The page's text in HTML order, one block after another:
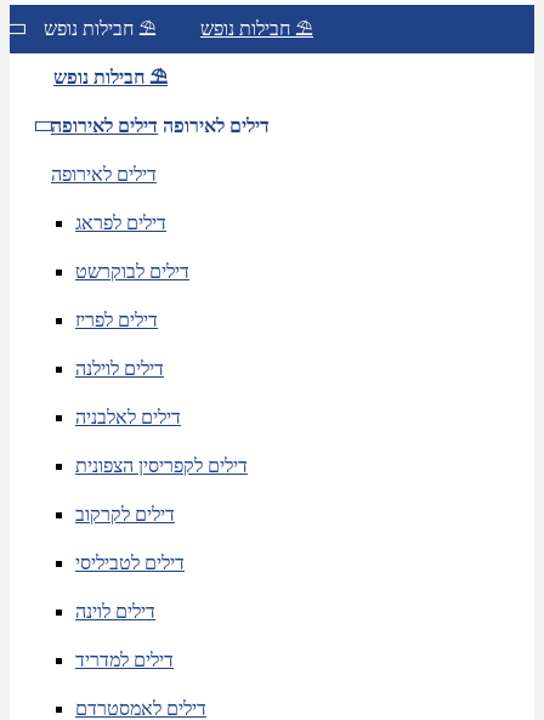
חבילות נופש ⛱ חבילות נופש ⛱
חבילות נופש ⛱
דילים לאירופה דילים לאירופה
דילים לאירופה
דילים לפראג
דילים לבוקרשט
דילים לפריז
דילים לוילנה
דילים לאלבניה
דילים לקפריסין הצפונית
דילים לקרקוב
דילים לטביליסי
דילים לוינה
דילים למדריד
דילים לאמסטרדם